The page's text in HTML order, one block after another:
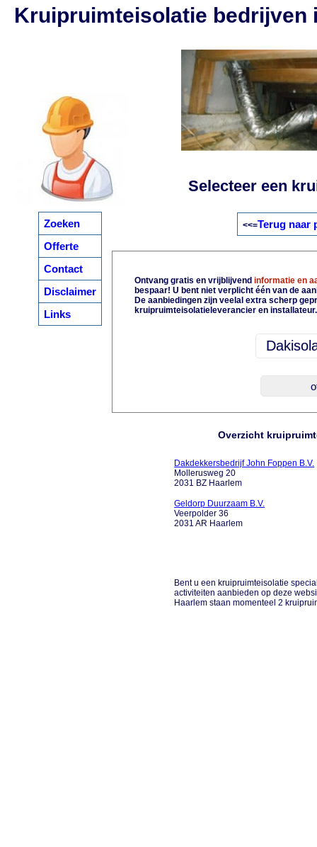
Zoeken
Offerte
Contact
Disclaimer
Links
Kruipruimteisolatie bedrijven
Selecteer een
<<=Terug naar
Ontvang gratis en vrijblijvendinformatie en
bespaar! U bent niet verplicht één van de
De aanbiedingen zijn veelal extra scherp
kruipruimteisolatieleverancier en
Overzicht
Dakdekkersbedrijf John Foppen B.V.
Mollerusweg 20
2031 BZ Haarlem
Geldorp Duurzaam B.V.
Veerpolder 36
2031 AR Haarlem
Bent u een kruipruimteisolatie
activiteiten aanbieden op deze
Haarlem staan momenteel 2